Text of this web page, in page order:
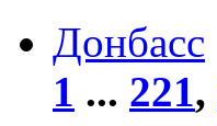
Донбасс
1 ... 221,